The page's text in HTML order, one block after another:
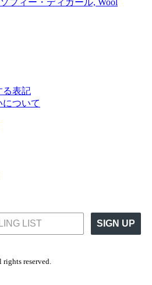
ソフィー・ディガール, Wool
る表記
ついて
SIGN UP
reserved.